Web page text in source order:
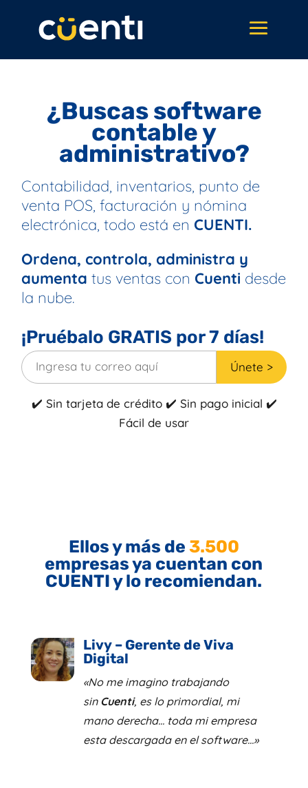
¿Buscas software
contable y
administrativo?
Contabilidad, inventarios, punto de
venta POS, facturación y nómina
electrónica, todo está enCUENTI.
Ordena, controla, administra y
aumenta tus ventas conCuenti desde
la nube.
¡Pruébalo GRATIS por 7 días!
Únete >
✔️ Sin tarjeta de crédito ✔️ Sin pago inicial ✔️
Fácil de usar
Ellos y más de 3.500
empresas ya cuentan con
CUENTI y lo recomiendan.
Livy – Gerente de Viva
Digital
«No me imagino trabajando
sin Cuenti, es lo primordial, mi
mano derecha… toda mi empresa
esta descargada en el software…»